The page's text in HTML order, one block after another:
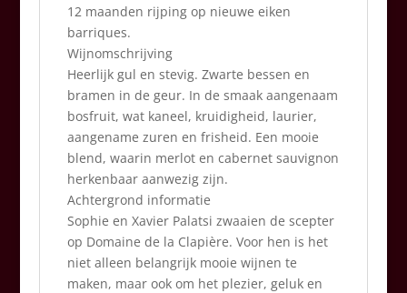
12 maanden rijping op nieuwe eiken
barriques.
Wijnomschrijving
Heerlijk gul en stevig. Zwarte bessen en
bramen in de geur. In de smaak aangenaam
bosfruit, wat kaneel, kruidigheid, laurier,
aangename zuren en frisheid. Een mooie
blend, waarin merlot en cabernet sauvignon
herkenbaar aanwezig zijn.
Achtergrond informatie
Sophie en Xavier Palatsi zwaaien de scepter
op Domaine de la Clapière. Voor hen is het
niet alleen belangrijk mooie wijnen te
maken, maar ook om het plezier, geluk en